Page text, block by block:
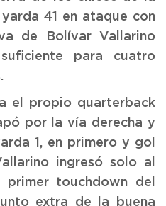
41 en ataque con
de Bolívar Vallarino
para cuatro
el propio quarterback
por la vía derecha y
1, en primero y gol
ingresó solo al
touchdown del
extra de la buena